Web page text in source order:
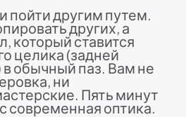
пойти другим путем.
других, а
который ставится
целика (задней
в обычный паз. Вам не
ни
Пять минут
современная оптика.